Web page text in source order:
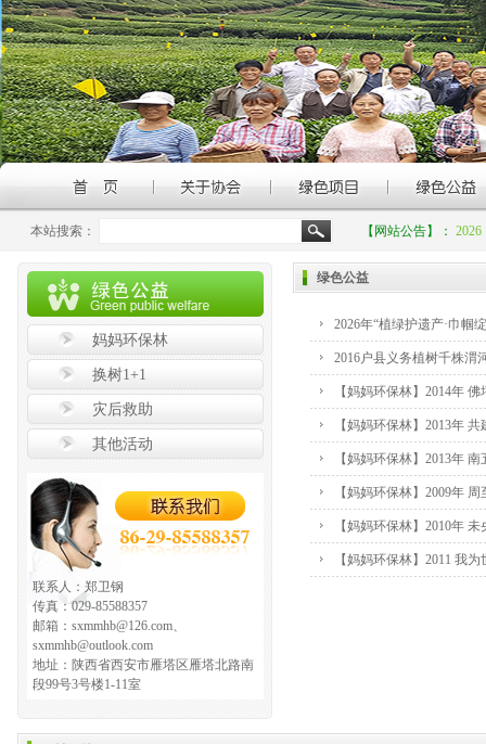
本站搜索： 【网站公告】：
妈妈环保林
换树1+1
灾后救助
其他活动
联系人：郑卫钢
传真：029-85588357
邮箱：sxmmhb@126.com、
sxmmhb@outlook.com
地址：陕西省西安市雁塔区雁塔北路南
段99号3号楼1-11室
绿色公益
2026年“植绿护遗产·巾
2016户县义务植树千株渭
【妈妈环保林】2014年
【妈妈环保林】2013年
【妈妈环保林】2013年
【妈妈环保林】2009年
【妈妈环保林】2010年
【妈妈环保林】2011 我